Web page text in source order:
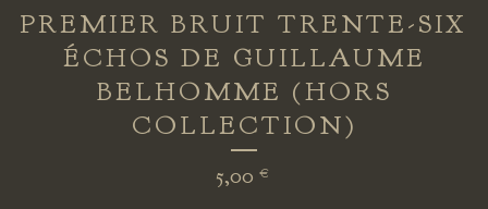
PREMIER BRUIT TRENTE-SIX
ÉCHOS DE GUILLAUME
BELHOMME (HORS
COLLECTION)
5,00 €